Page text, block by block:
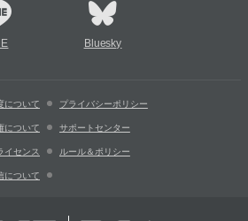
Bluesky
について プライバシーポリシー
について サポートセンター
イセンス ルール＆ポリシー
について